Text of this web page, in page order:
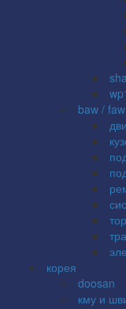
baw / faw
корея
doosan
кму и